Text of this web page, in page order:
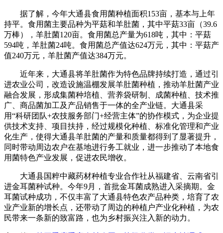
据了解，今年大通县食用菌种植面积153亩，基本与上年
持平。食用菌主要品种为平菇和羊肚菌，其中平菇33亩（39.6
万棒），羊肚菌120亩。食用菌总产量为618吨，其中：平菇
594吨，羊肚菌24吨。食用菌总产值达624万元，其中：平菇产
值240万元，羊肚菌产值达384万元。
近年来，大通县将羊肚菌作为特色品牌持续打造，通过引
进农业公司，改造设施温棚发展羊肚菌种植，推动羊肚菌产业
融合发展，形成集菌种培植、营养袋研制、成菌种植、技术推
广、商品菌加工及产品销售于一体的全产业链。大通县采
用“科研团队+农技服务部门+经营主体”的协作模式，为企业提
供技术支持、项目扶持，经过规模化种植、标准化管理和产业
化生产，使得大通县羊肚菌的产量和质量都得到了显著提升，
同时带动周边农户在基地进行务工就业，进一步推动了本地食
用菌特色产业发展，促进农民增收。
大通县国粹中藏药材种植专业合作社从福建省、云南省引
进金耳菌种试种。今年9月，首批金耳菌成熟进入采摘期。金
耳菌试种成功，不仅丰富了大通县特色农产品种类，培育了农
业产业新的增长点，还带动了周边的种植户产业化种植，为农
民带来一条新的致富路，也为乡村振兴注入新的动力。